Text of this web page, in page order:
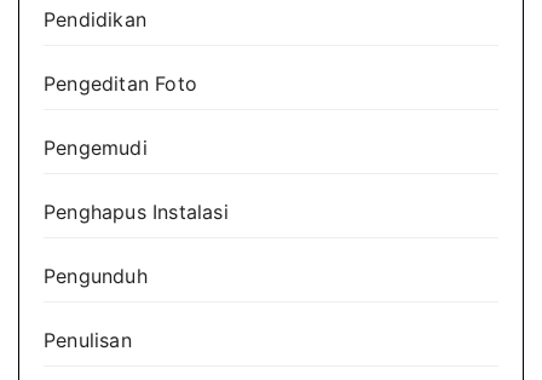
Pendidikan
Pengeditan Foto
Pengemudi
Penghapus Instalasi
Pengunduh
Penulisan